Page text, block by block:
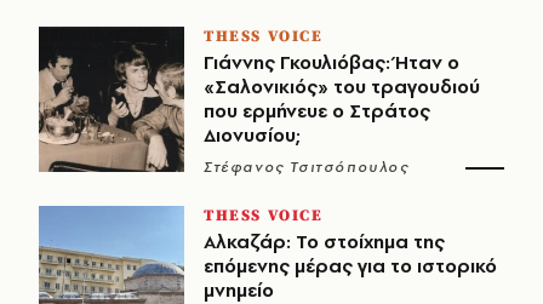
THESS VOICE
Γιάννης Γκουλιόβας: Ήταν ο
«Σαλονικιός» του τραγουδιού
που ερμήνευε ο Στράτος
Διονυσίου;
Στέφανος Τσιτσόπουλος
THESS VOICE
Αλκαζάρ: Το στοίχημα της
επόμενης μέρας για το ιστορικό
μνημείο